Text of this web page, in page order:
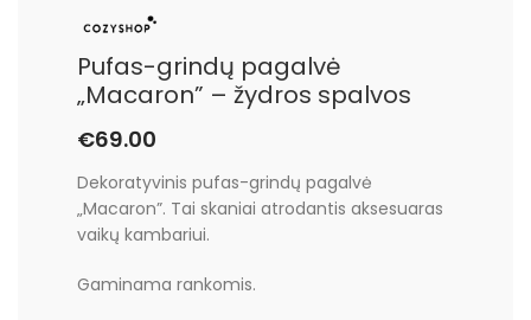
Pufas-grindų pagalvė
„Macaron” – žydros spalvos
€69.00
Dekoratyvinis pufas-grindų pagalvė
„Macaron”. Tai skaniai atrodantis aksesuaras
vaikų kambariui.
Gaminama rankomis.